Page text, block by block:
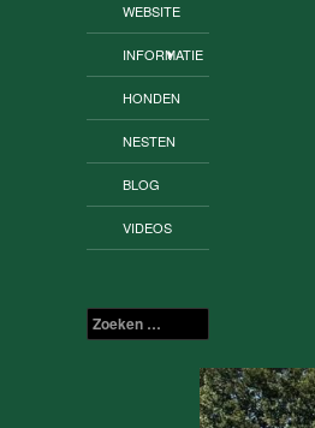
WEBSITE
INFORMATIE
HONDEN
NESTEN
BLOG
VIDEOS
Zoeken
naar: